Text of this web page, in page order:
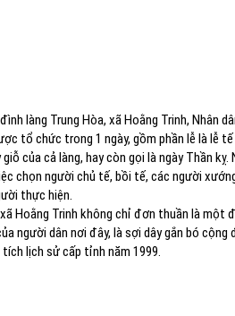
làng Trung Hòa, xã Hoằng Trinh, Nhân
tổ chức trong 1 ngày, gồm phần lễ là lễ
của cả làng, hay còn gọi là ngày Thần
chọn người chủ tế, bồi tế, các người
thực hiện.
Hoằng Trinh không chỉ đơn thuần là
người dân nơi đây, là sợi dây gắn bó
lịch sử cấp tỉnh năm 1999.